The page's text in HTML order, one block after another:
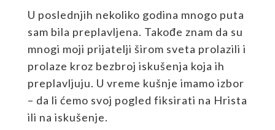
U poslednjih nekoliko godina mnogo puta
sam bila preplavljena. Takođe znam da su
mnogi moji prijatelji širom sveta prolazili i
prolaze kroz bezbroj iskušenja koja ih
preplavljuju. U vreme kušnje imamo izbor
– da li ćemo svoj pogled fiksirati na Hrista
ili na iskušenje.